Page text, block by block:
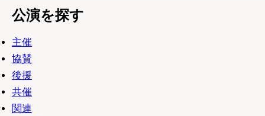
公演を探す
主催
協賛
後援
共催
関連